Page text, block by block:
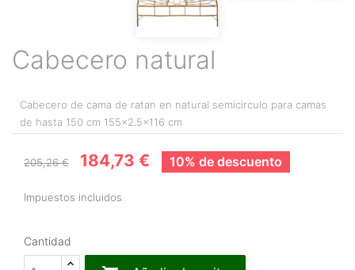
Cabecero natural
Cabecero de cama de ratan en natural semicirculo para camas
de hasta 150 cm 155x2.5x116 cm
205,26 € 184,73 € 10% de descuento
Impuestos incluidos
Cantidad